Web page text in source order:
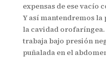
expensas de ese vacío
Y así mantendremos
la cavidad
trabaja bajo presión
puñalada en el